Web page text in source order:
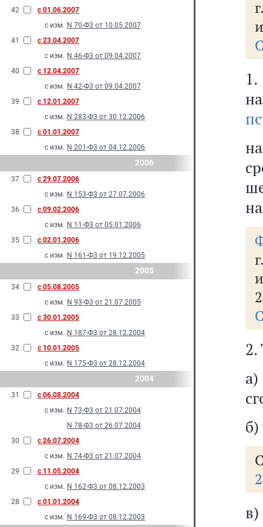
42
с 01.06.2007
с изм. N 70-Ф3 от 10.05.2007
41
с 23.04.2007
с изм. N 46-Ф3 от 09.04.2007
40
с 12.04.2007
с изм. N 42-Ф3 от 09.04.2007
39
с 12.01.2007
с изм. N 283-Ф3 от 30.12.2006
38
с 01.01.2007
с изм. N 201-Ф3 от 04.12.2006
2006
37
с 29.07.2006
с изм. N 153-Ф3 от 27.07.2006
36
с 09.02.2006
с изм. N 11-Ф3 от 05.01.2006
35
с 02.01.2006
с изм. N 161-Ф3 от 19.12.2005
2005
34
с 05.08.2005
с изм. N 93-Ф3 от 21.07.2005
33
с 30.01.2005
с изм. N 187-Ф3 от 28.12.2004
32
с 10.01.2005
с изм. N 175-Ф3 от 28.12.2004
2004
31
с 06.08.2004
с изм. N 73-Ф3 от 21.07.2004
N 78-Ф3 от 26.07.2004
30
с 26.07.2004
с изм. N 74-Ф3 от 21.07.2004
29
с 11.05.2004
с изм. N 162-Ф3 от 08.12.2003
28
с 01.01.2004
с изм. N 169-Ф3 от 08.12.2003
2.
б)